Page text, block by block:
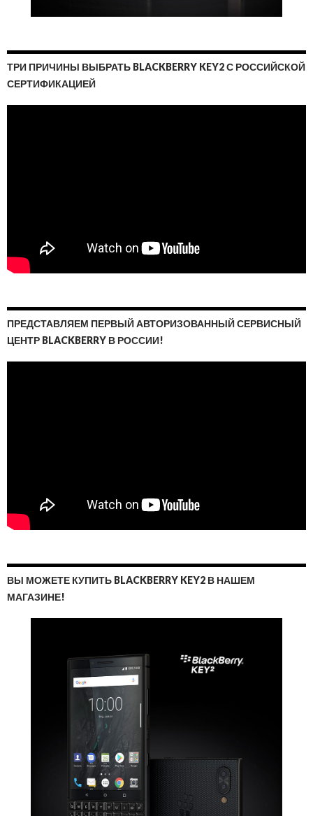
ТРИ ПРИЧИНЫ ВЫБРАТЬ BLACKBERRY KEY2 С РОССИЙСКОЙ
СЕРТИФИКАЦИЕЙ
ПРЕДСТАВЛЯЕМ ПЕРВЫЙ АВТОРИЗОВАННЫЙ СЕРВИСНЫЙ
ЦЕНТР BLACKBERRY В РОССИИ!
ВЫ МОЖЕТЕ КУПИТЬ BLACKBERRY KEY2 В НАШЕМ
МАГАЗИНЕ!